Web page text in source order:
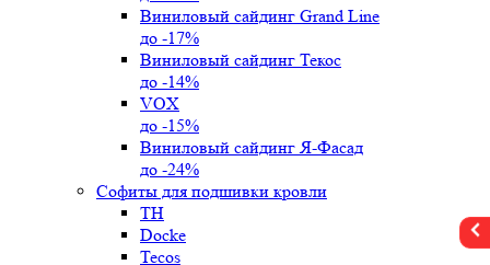
Виниловый сайдинг Grand Line
до -17%
Виниловый сайдинг Текос
до -14%
VOX
до -15%
Виниловый сайдинг Я-Фасад
до -24%
Софиты для подшивки кровли
ТН
Docke
Tecos